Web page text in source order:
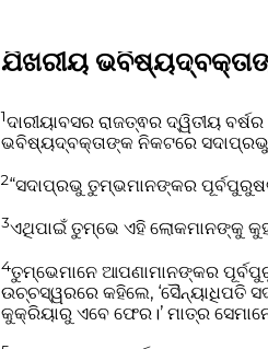
ଯିଖରୀୟ
1ଦାରୀୟାବସର ରାଜତ୍ଵର ଦ୍ୱିତୀୟ
ଭବିଷ୍ୟଦ୍‍ବକ୍ତାଙ୍କ ନିକଟରେ
2“ସଦାପ୍ରଭୁ ତୁମ୍ଭମାନଙ୍କର
3ଏଥିପାଇଁ ତୁମ୍ଭେ ଏହି ଲୋକମାନଙ୍କୁ
4ତୁମ୍ଭେମାନେ ଆପଣାମାନଙ୍କର
ଉଚ୍ଚସ୍ୱରରେ କହିଲେ, ‘ସୈନ୍ୟାଧିପତି
କୁକ୍ରିୟାରୁ ଏବେ ଫେର।’ ମାତ୍ର